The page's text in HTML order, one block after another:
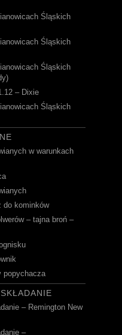
Śląskich
Śląskich
Śląskich
– Dixie
Śląskich
w warunkach
do kominków
– tajna broń –
popychacza
– Remington New
–